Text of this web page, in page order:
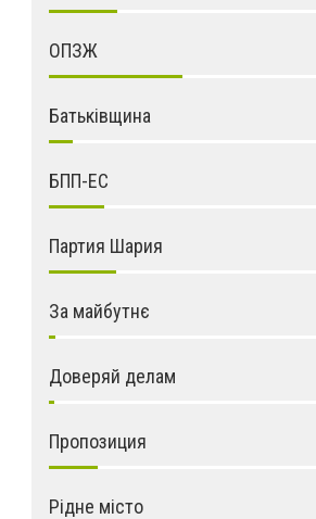
ОПЗЖ
Батьківщина
БПП-ЕС
Партия Шария
За майбутнє
Доверяй делам
Пропозиция
Рідне місто